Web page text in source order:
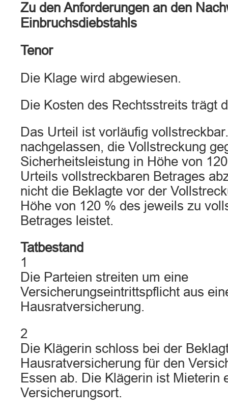
Zu den Anforderungen an den
Einbruchsdiebstahls
Tenor
Die Klage wird abgewiesen.
Die Kosten des Rechtsstreits trägt
Das Urteil ist vorläufig
nachgelassen, die Vollstreckung
Sicherheitsleistung in Höhe von
Urteils vollstreckbaren Betrages
nicht die Beklagte vor der
Höhe von 120 % des jeweils zu
Betrages leistet.
Tatbestand
1
Die Parteien streiten um eine
Versicherungseintrittspflicht aus
Hausratversicherung.
2
Die Klägerin schloss bei der
Hausratversicherung für den
Essen ab. Die Klägerin ist Mieterin
Versicherungsort.